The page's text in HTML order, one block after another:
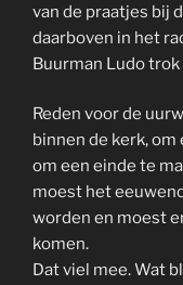
van de praatjes bij
daarboven in het
Buurman Ludo trok
Reden voor de
binnen de kerk,
om een einde te
moest het
worden en moest
komen.
Dat viel mee. Wat